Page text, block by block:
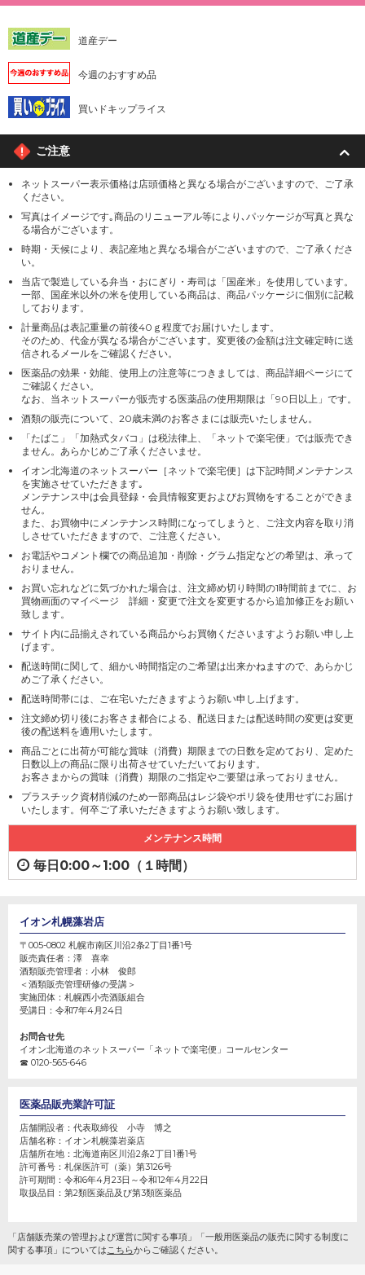
道産デー
今週のおすすめ品
買いドキップライス
ご注意
ネットスーパー表示価格は店頭価格と異なる場合がございますので、ご了承
ください。
写真はイメージです｡商品のリニューアル等により､パッケージが写真と異な
る場合がございます。
時期・天候により、表記産地と異なる場合がございますので、ご了承くださ
い。
当店で製造している弁当・おにぎり・寿司は「国産米」を使用しています。
一部、国産米以外の米を使用している商品は、商品パッケージに個別に記載
しております。
計量商品は表記重量の前後40ｇ程度でお届けいたします。
そのため、代金が異なる場合がございます。変更後の金額は注文確定時に送
信されるメールをご確認ください。
医薬品の効果・効能、使用上の注意等につきましては、商品詳細ページにて
ご確認ください。
なお、当ネットスーパーが販売する医薬品の使用期限は「90日以上」です。
酒類の販売について、20歳未満のお客さまには販売いたしません。
「たばこ」「加熱式タバコ」は税法律上、「ネットで楽宅便」では販売でき
ません。あらかじめご了承くださいませ。
イオン北海道のネットスーパー［ネットで楽宅便］は下記時間メンテナンス
を実施させていただきます｡
メンテナンス中は会員登録・会員情報変更およびお買物をすることができま
せん。
また、お買物中にメンテナンス時間になってしまうと、ご注文内容を取り消
しさせていただきますので、ご注意ください。
お電話やコメント欄での商品追加・削除・グラム指定などの希望は、承って
おりません。
お買い忘れなどに気づかれた場合は、注文締め切り時間の1時間前までに、お
買物画面のマイページ 詳細・変更で注文を変更するから追加修正をお願い
致します。
サイト内に品揃えされている商品からお買物くださいますようお願い申し上
げます。
配送時間に関して、細かい時間指定のご希望は出来かねますので、あらかじ
めご了承ください。
配送時間帯には、ご在宅いただきますようお願い申し上げます。
注文締め切り後にお客さま都合による、配送日または配送時間の変更は変更
後の配送料を適用いたします。
商品ごとに出荷が可能な賞味（消費）期限までの日数を定めており、定めた
日数以上の商品に限り出荷させていただいております。
お客さまからの賞味（消費）期限のご指定やご要望は承っておりません。
プラスチック資材削減のため一部商品はレジ袋やポリ袋を使用せずにお届け
いたします。何卒ご了承いただきますようお願い致します。
メンテナンス時間
毎日0:00～1:00（１時間）
イオン札幌藻岩店
〒005-0802 札幌市南区川沿2条2丁目1番1号
販売責任者： 澤 喜幸
酒類販売管理者： 小林 俊郎
＜酒類販売管理研修の受講＞
実施団体： 札幌西小売酒販組合
受講日： 令和7年4月24日
お問合せ先
イオン北海道のネットスーパー「ネットで楽宅便」コールセンター
☎ 0120-565-646
医薬品販売業許可証
店舗開設者： 代表取締役 小寺 博之
店舗名称： イオン札幌藻岩薬店
店舗所在地： 北海道南区川沿2条2丁目1番1号
許可番号： 札保医許可（薬）第3126号
許可期間： 令和6年4月23日～令和12年4月22日
取扱品目：第2類医薬品及び第3類医薬品
「店舗販売業の管理および運営に関する事項」「一般用医薬品の販売に関する制度に
関する事項」についてはこちらからご確認ください。